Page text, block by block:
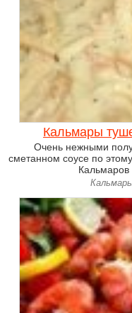
Кальмары
Очень нежными
сметанном соусе по
Кальмаров